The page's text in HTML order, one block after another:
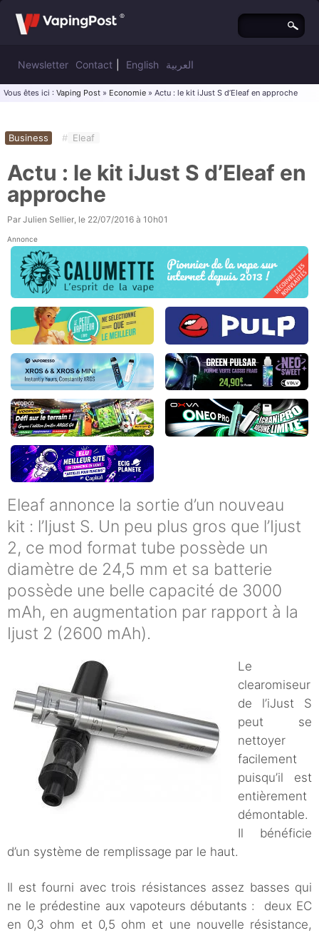
Newsletter Contact English العربية
Vous êtes ici : Vaping Post » Economie » Actu : le kit iJust S d’Eleaf en approche
Business # Eleaf
Actu : le kit iJust S d’Eleaf en
approche
Par Julien Sellier, le 22/07/2016 à 10h01
Annonce
Eleaf annonce la sortie d’un nouveau
kit : l’Ijust S. Un peu plus gros que l’Ijust
2, ce mod format tube possède un
diamètre de 24,5 mm et sa batterie
possède une belle capacité de 3000
mAh, en augmentation par rapport à la
Ijust 2 (2600 mAh).
Le
clearomiseur
de l’iJust S
peut se
nettoyer
facilement
puisqu’il est
entièrement
démontable.
Il bénéficie
d’un système de remplissage par le haut.
Il est fourni avec trois résistances assez basses qui
ne le prédestine aux vapoteurs débutants : deux EC
en 0,3 ohm et 0,5 ohm et une nouvelle résistance,